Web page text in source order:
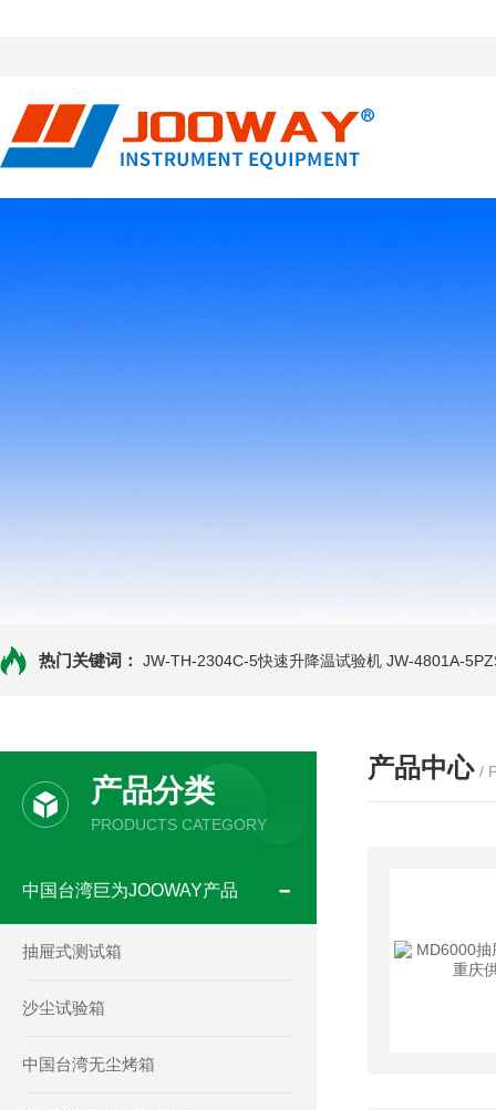
热门关键词： JW-TH-2304C-5快速升降温试验机 JW-4801A-
产品分类
PRODUCTS CATEGORY
中国台湾巨为JOOWAY产品
抽屉式测试箱
沙尘试验箱
中国台湾无尘烤箱
产品中心 /